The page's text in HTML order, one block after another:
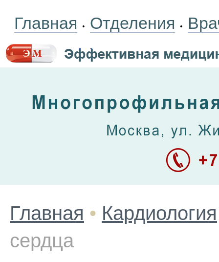
Главная • Отделения •
Главная • Кардиология
сердца